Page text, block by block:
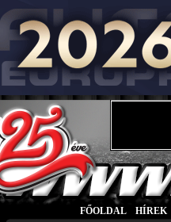
FŐOLDAL HÍREK